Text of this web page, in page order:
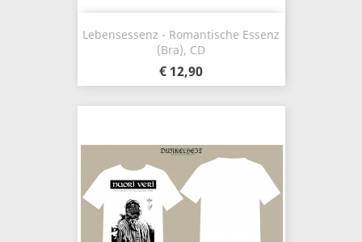
Lebensessenz - Romantische Essenz
(Bra), CD
€ 12,90